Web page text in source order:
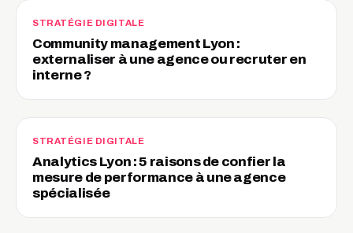
STRATÉGIE DIGITALE
Community management Lyon :
externaliser à une agence ou recruter en
interne ?
STRATÉGIE DIGITALE
Analytics Lyon : 5 raisons de confier la
mesure de performance à une agence
spécialisée